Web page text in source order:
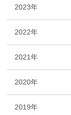
2023年
2022年
2021年
2020年
2019年